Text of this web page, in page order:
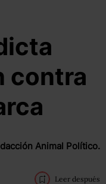
contra
Animal Político.
Leer después